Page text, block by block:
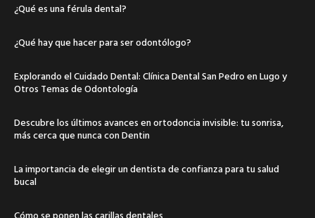
¿Qué es una férula dental?
¿Qué hay que hacer para ser odontólogo?
Explorando el Cuidado Dental: Clínica Dental San Pedro en Lugo y
Otros Temas de Odontología
Descubre los últimos avances en ortodoncia invisible: tu sonrisa,
más cerca que nunca con Dentin
La importancia de elegir un dentista de confianza para tu salud
bucal
Cómo se ponen las carillas dentales